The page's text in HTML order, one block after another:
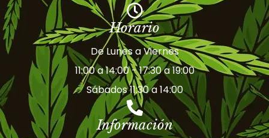
Horario
De Lunes a Viernes
11:00 a 14:00 - 17:30 a 19:00
Sábados 11:30 a 14:00
Información